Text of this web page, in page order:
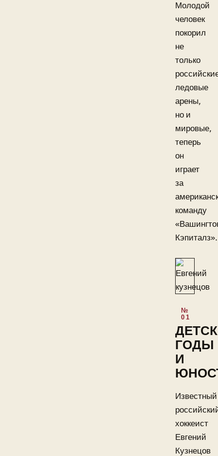
Молодой
человек
покорил
не
только
ледовые
арены,
но и
мировые,
теперь
он
играет
за
команду
Кэпиталз».
ГОДЫ
И
Известный
хоккеист
Евгений
Кузнецов